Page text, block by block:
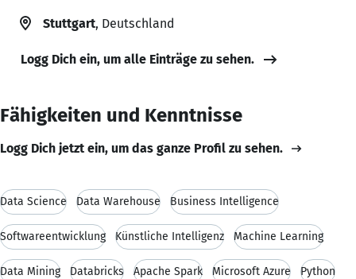
Stuttgart, Deutschland
Logg Dich ein, um alle Einträge zu sehen.
Fähigkeiten und Kenntnisse
Logg Dich jetzt ein, um das ganze Profil zu sehen.
Data Science Data Warehouse Business Intelligence
Softwareentwicklung Künstliche Intelligenz Machine Learning
Data Mining Databricks Apache Spark Microsoft Azure Python